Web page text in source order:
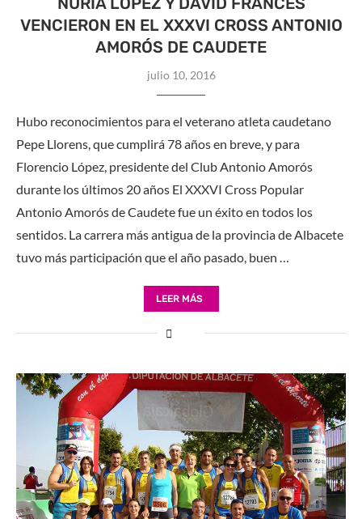
VENCIERON EN EL XXXVI CROSS ANTONIO
AMORÓS DE CAUDETE
julio 10, 2016
Hubo reconocimientos para el veterano atleta caudetano
Pepe Llorens, que cumplirá 78 años en breve, y para
Florencio López, presidente del Club Antonio Amorós
durante los últimos 20 años El XXXVI Cross Popular
Antonio Amorós de Caudete fue un éxito en todos los
sentidos. La carrera más antigua de la provincia de Albacete
tuvo más participación que el año pasado, buen …
LEER MÁS